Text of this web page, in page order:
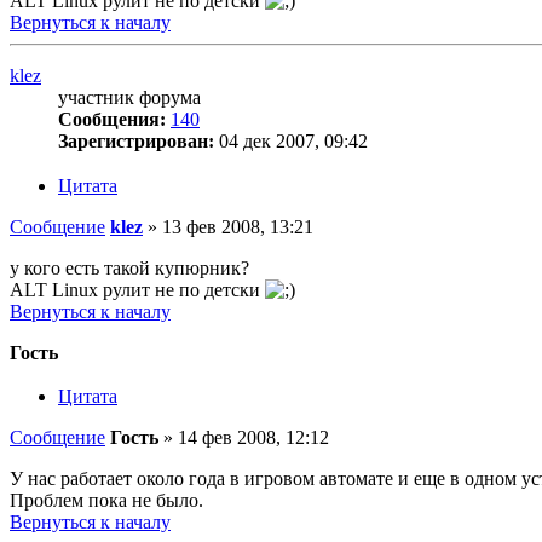
Вернуться к началу
klez
участник форума
Сообщения: 140
Зарегистрирован: 04 дек 2007, 09:42
Цитата
Сообщение klez » 13 фев 2008, 13:21
у кого есть такой купюрник?
ALT Linux рулит не по детски
Вернуться к началу
Гость
Цитата
Сообщение Гость » 14 фев 2008, 12:12
У нас работает около года в игровом автомате и еще в одном
Проблем пока не было.
Вернуться к началу